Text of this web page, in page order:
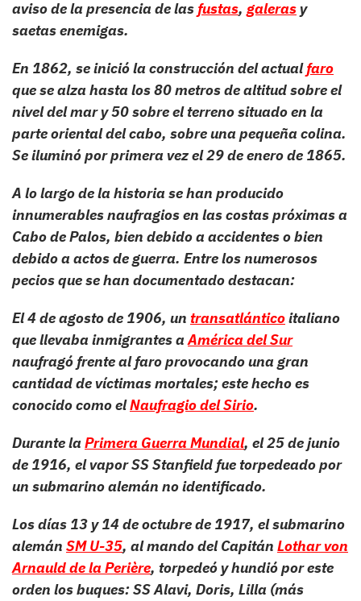
aviso de la presencia de las fustas, galerasy
saetas enemigas.
En 1862, se inició la construcción del actualfaro
que se alza hasta los 80 metros de altitud sobre el
nivel del mar y 50 sobre el terreno situado en la
parte oriental del cabo, sobre una pequeña colina.
Se iluminó por primera vez el 29 de enero de 1865.
A lo largo de la historia se han producido
innumerables naufragios en las costas próximas a
Cabo de Palos, bien debido a accidentes o bien
debido a actos de guerra. Entre los numerosos
pecios que se han documentado destacan:
El 4 de agosto de 1906, un transatlánticoitaliano
que llevaba inmigrantes aAmérica del Sur
naufragó frente al faro provocando una gran
cantidad de víctimas mortales; este hecho es
conocido como elNaufragio del Sirio.
Durante laPrimera Guerra Mundial, el 25 de junio
de 1916, el vapor SS Stanfield fue torpedeado por
un submarino alemán no identificado.
Los días 13 y 14 de octubre de 1917, el submarino
alemán SM U-35, al mando del Capitán Lothar von
Arnauld de la Perière, torpedeó y hundió por este
orden los buques: SS Alavi, Doris, Lilla (más